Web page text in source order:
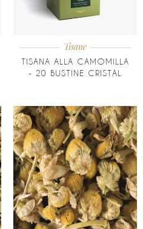
Tisane
TISANA ALLA CAMOMILLA
- 20 BUSTINE CRISTAL